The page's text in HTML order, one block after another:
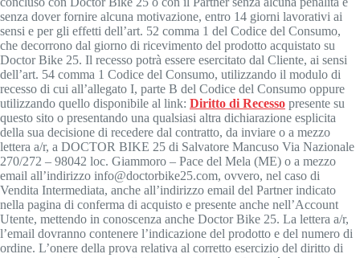
senza dover fornire alcuna motivazione, entro 14 giorni lavorativi ai
sensi e per gli effetti dell’art. 52 comma 1 del Codice del Consumo,
che decorrono dal giorno di ricevimento del prodotto acquistato su
Doctor Bike 25. Il recesso potrà essere esercitato dal Cliente, ai sensi
dell’art. 54 comma 1 Codice del Consumo, utilizzando il modulo di
recesso di cui all’allegato I, parte B del Codice del Consumo oppure
utilizzando quello disponibile al link: Diritto di Recesso presente su
questo sito o presentando una qualsiasi altra dichiarazione esplicita
della sua decisione di recedere dal contratto, da inviare o a mezzo
lettera a/r, a DOCTOR BIKE 25 di Salvatore Mancuso Via Nazionale
270/272 – 98042 loc. Giammoro – Pace del Mela (ME) o a mezzo
email all’indirizzo info@doctorbike25.com, ovvero, nel caso di
Vendita Intermediata, anche all’indirizzo email del Partner indicato
nella pagina di conferma di acquisto e presente anche nell’Account
Utente, mettendo in conoscenza anche Doctor Bike 25. La lettera a/r,
l’email dovranno contenere l’indicazione del prodotto e del numero di
ordine. L’onere della prova relativa al corretto esercizio del diritto di